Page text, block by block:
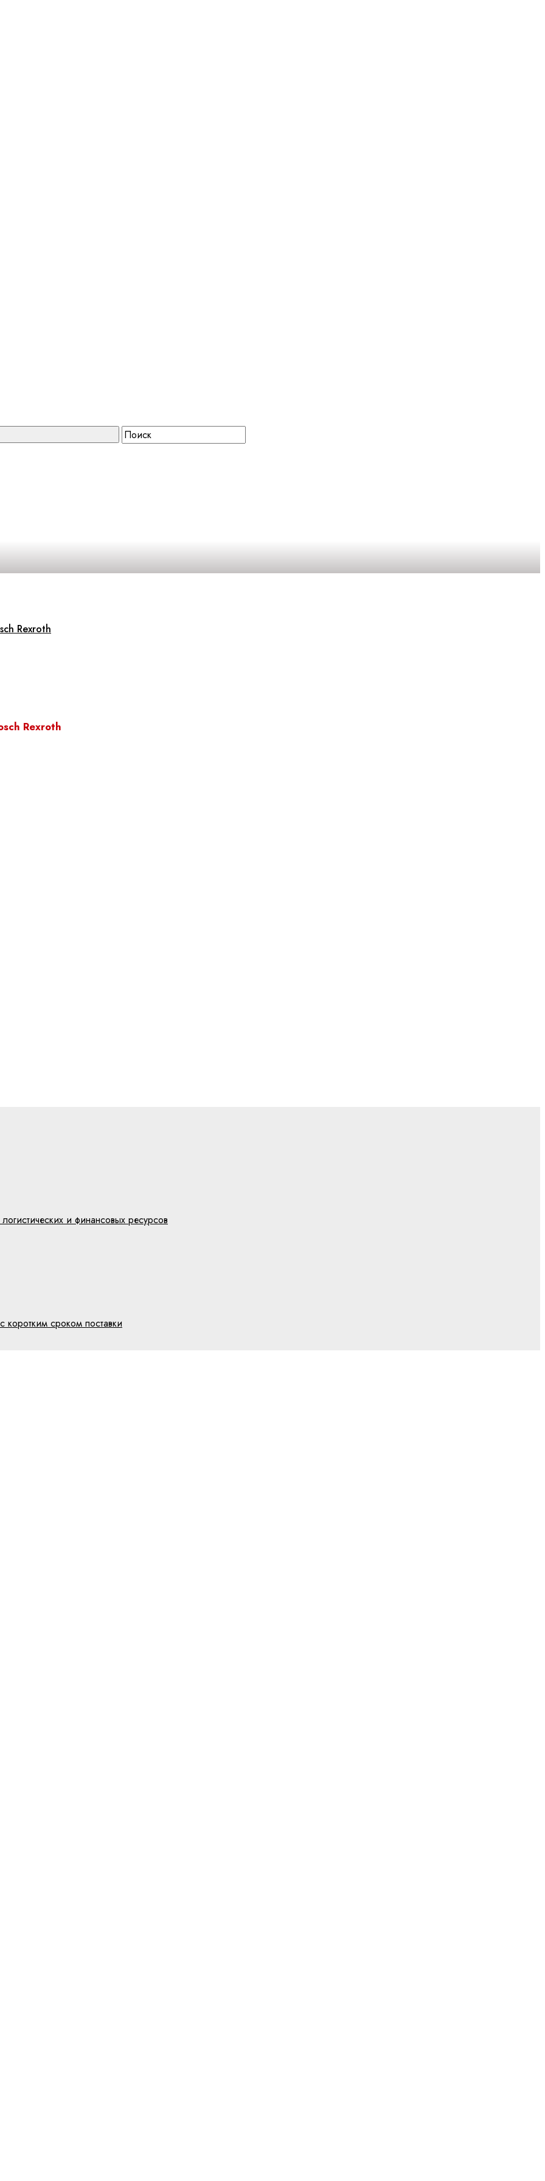
Rexroth
Rexroth
и финансовых ресурсов
сроком поставки